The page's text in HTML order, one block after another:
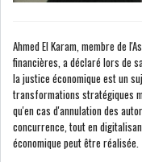
Ahmed El Karam, membre de
financières, a déclaré lors de
la justice économique est un
transformations stratégiques
qu'en cas d'annulation des
concurrence, tout en
économique peut être réalisée.